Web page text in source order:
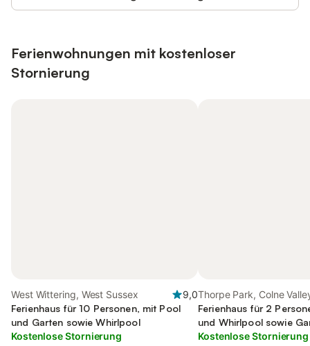
Ferienwohnungen mit kostenloser
Stornierung
West Wittering, West Sussex
9,0
Ferienhaus für 10 Personen, mit Pool
und Garten sowie Whirlpool
Kostenlose Stornierung
Thorpe Park, Colne
Ferienhaus für 2
und Whirlpool sowie
kinderfreundlich
Kostenlose Stornierung